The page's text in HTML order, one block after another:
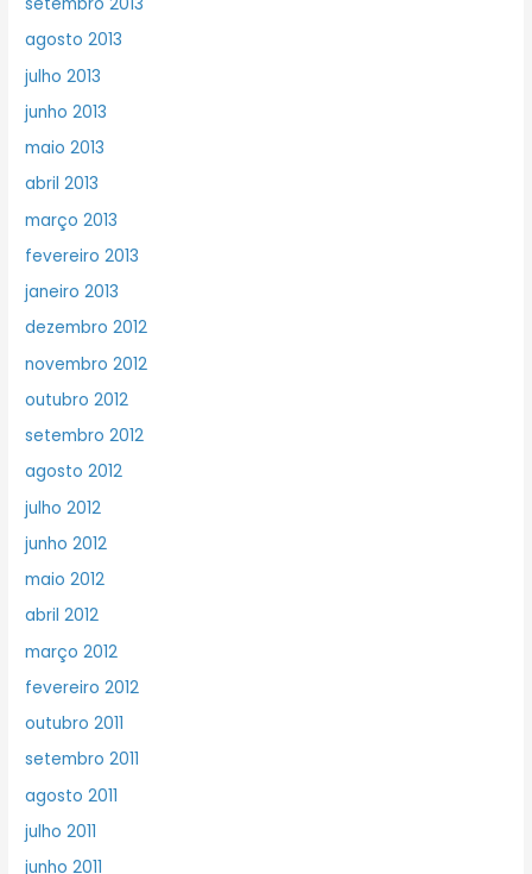
agosto 2013
julho 2013
junho 2013
maio 2013
abril 2013
março 2013
fevereiro 2013
janeiro 2013
dezembro 2012
novembro 2012
outubro 2012
setembro 2012
agosto 2012
julho 2012
junho 2012
maio 2012
abril 2012
março 2012
fevereiro 2012
outubro 2011
setembro 2011
agosto 2011
julho 2011
junho 2011